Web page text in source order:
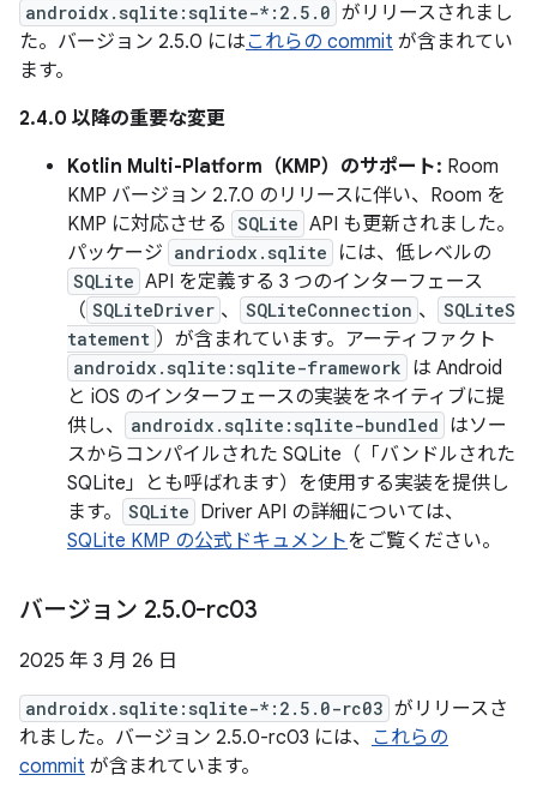
androidx.sqlite:sqlite-*:2.5.0 がリリースされまし
た。バージョン 2.5.0 にはこれらの commit が含まれてい
ます。
2.4.0 以降の重要な変更
Kotlin Multi-Platform（KMP）のサポート: Room
KMP バージョン 2.7.0 のリリースに伴い、Room を
KMP に対応させる SQLite API も更新されました。
パッケージ andriodx.sqlite には、低レベルの
SQLite API を定義する 3 つのインターフェース
（ SQLiteDriver 、 SQLiteConnection 、
SQLiteS
tatement ）が含まれています。アーティファクト
androidx.sqlite:sqlite-framework は Android
と iOS のインターフェースの実装をネイティブに提
供し、
androidx.sqlite:sqlite-bundled はソー
スからコンパイルされた SQLite（「バンドルされた
SQLite」とも呼ばれます）を使用する実装を提供し
ます。
SQLite Driver API の詳細については、
SQLite KMP の公式ドキュメントをご覧ください。
バージョン 2.5.0-rc03
2025 年 3 月 26 日
androidx.sqlite:sqlite-*:2.5.0-rc03 がリリースさ
れました。バージョン 2.5.0-rc03 には、 これらの
commit が含まれています。